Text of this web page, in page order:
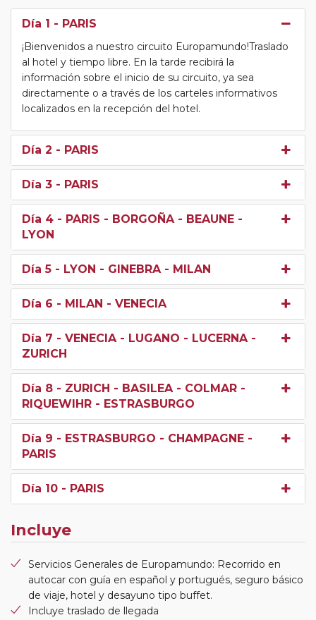
Día 1 - PARIS
¡Bienvenidos a nuestro circuito Europamundo!Traslado
al hotel y tiempo libre. En la tarde recibirá la
información sobre el inicio de su circuito, ya sea
directamente o a través de los carteles informativos
localizados en la recepción del hotel.
Día 2 - PARIS
Día 3 - PARIS
Día 4 - PARIS - BORGOÑA - BEAUNE -
LYON
Día 5 - LYON - GINEBRA - MILAN
Día 6 - MILAN - VENECIA
Día 7 - VENECIA - LUGANO - LUCERNA -
ZURICH
Día 8 - ZURICH - BASILEA - COLMAR -
RIQUEWIHR - ESTRASBURGO
Día 9 - ESTRASBURGO - CHAMPAGNE -
PARIS
Día 10 - PARIS
Incluye
Servicios Generales de Europamundo: Recorrido en
autocar con guía en español y portugués, seguro básico
de viaje, hotel y desayuno tipo buffet.
Incluye traslado de llegada